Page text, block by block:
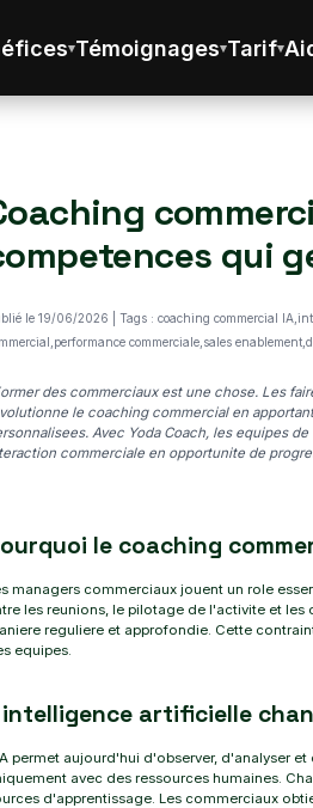
Témoignages Tarif
qui
le 19/06/2026 | Tags : coaching commercial
commerciale,sales
des commerciaux est une chose. Les
le coaching commercial en
Avec Yoda Coach, les equipes
commerciale en opportunite de
le coaching
managers commerciaux jouent un role
les reunions, le pilotage de l'activite et
reguliere et approfondie. Cette
equipes.
intelligence artificielle
permet aujourd'hui d'observer, d'analyser
avec des ressources humaines.
d'apprentissage. Les commerciaux